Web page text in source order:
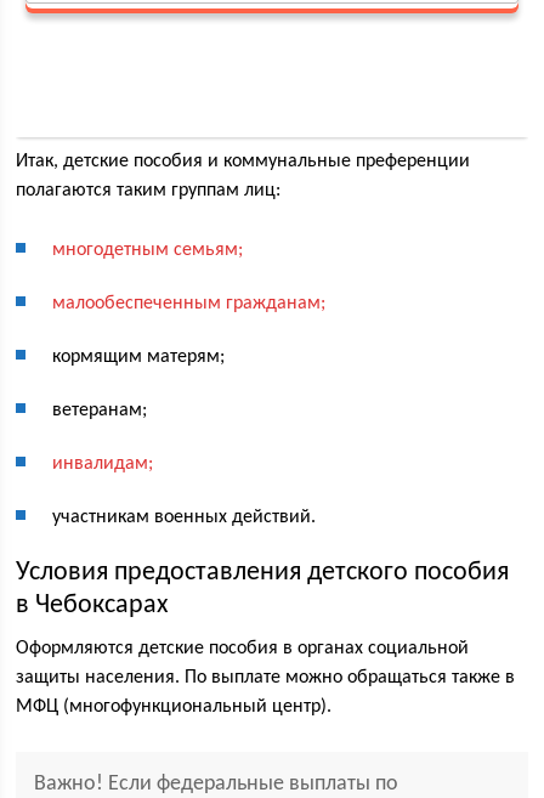
Итак, детские пособия и коммунальные преференции
полагаются таким группам лиц:
многодетным семьям;
малообеспеченным гражданам;
кормящим матерям;
ветеранам;
инвалидам;
участникам военных действий.
Условия предоставления детского пособия
в Чебоксарах
Оформляются детские пособия в органах социальной
защиты населения. По выплате можно обращаться также в
МФЦ (многофункциональный центр).
Важно! Если федеральные выплаты по